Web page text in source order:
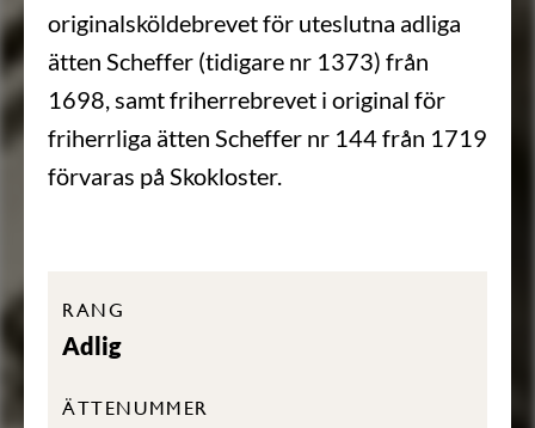
originalsköldebrevet för uteslutna adliga
ätten Scheffer (tidigare nr 1373) från
1698, samt friherrebrevet i original för
friherrliga ätten Scheffer nr 144 från 1719
förvaras på Skokloster.
RANG
Adlig
ÄTTENUMMER